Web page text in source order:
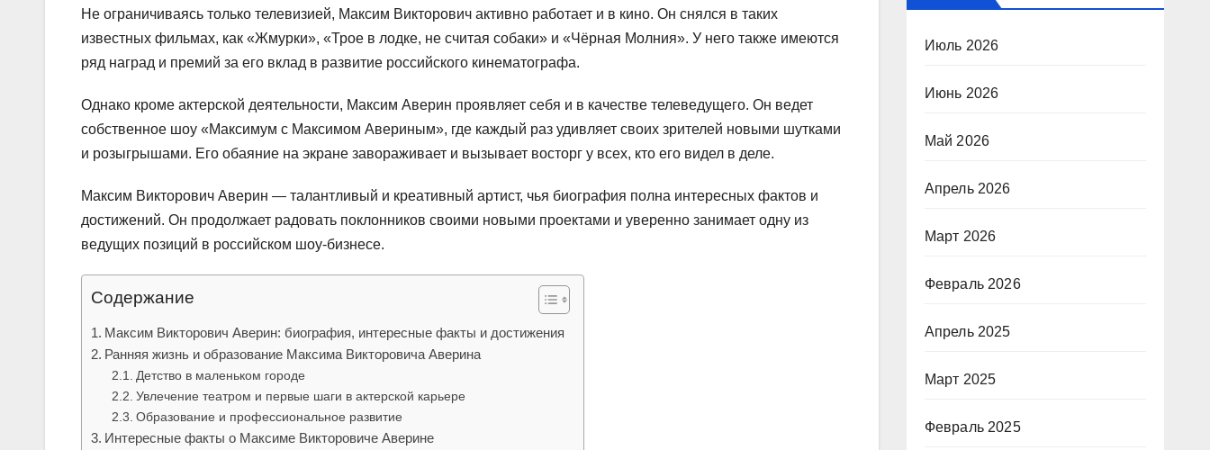
Не ограничиваясь только телевизией, Максим Викторович активно работает и в кино. Он снялся в таких
известных фильмах, как «Жмурки», «Трое в лодке, не считая собаки» и «Чёрная Молния». У него также имеются
ряд наград и премий за его вклад в развитие российского кинематографа.
Однако кроме актерской деятельности, Максим Аверин проявляет себя и в качестве телеведущего. Он ведет
собственное шоу «Максимум с Максимом Авериным», где каждый раз удивляет своих зрителей новыми шутками
и розыгрышами. Его обаяние на экране завораживает и вызывает восторг у всех, кто его видел в деле.
Максим Викторович Аверин — талантливый и креативный артист, чья биография полна интересных фактов и
достижений. Он продолжает радовать поклонников своими новыми проектами и уверенно занимает одну из
ведущих позиций в российском шоу-бизнесе.
Содержание
Максим Викторович Аверин: биография, интересные факты и достижения
Ранняя жизнь и образование Максима Викторовича Аверина
Детство в маленьком городе
Увлечение театром и первые шаги в актерской карьере
Образование и профессиональное развитие
Интересные факты о Максиме Викторовиче Аверине
Июль 2026
Июнь 2026
Май 2026
Апрель 2026
Март 2026
Февраль 2026
Апрель 2025
Март 2025
Февраль 2025